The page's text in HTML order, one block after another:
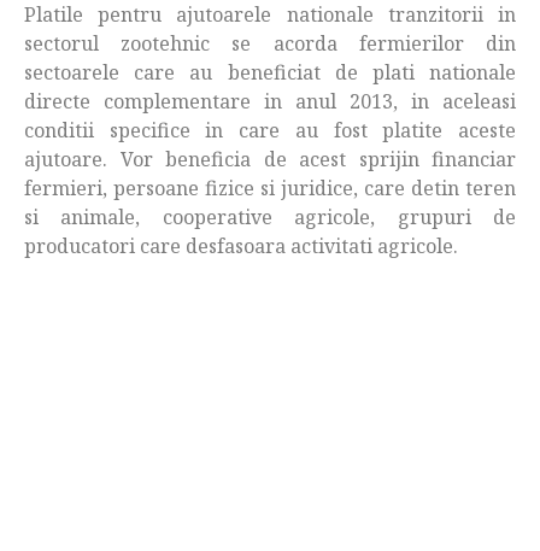
Platile pentru ajutoarele nationale tranzitorii in
sectorul zootehnic se acorda fermierilor din
sectoarele care au beneficiat de plati nationale
directe complementare in anul 2013, in aceleasi
conditii specifice in care au fost platite aceste
ajutoare. Vor beneficia de acest sprijin financiar
fermieri, persoane fizice si juridice, care detin teren
si animale, cooperative agricole, grupuri de
producatori care desfasoara activitati agricole.